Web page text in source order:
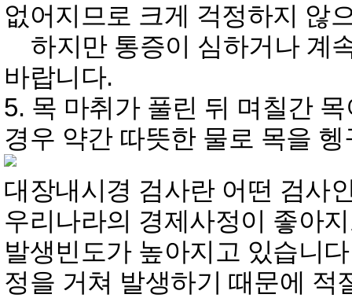
없어지므로 크게 걱정하지 않
하지만 통증이 심하거나 계
바랍니다.
5. 목 마취가 풀린 뒤 며칠간
경우 약간 따뜻한 물로 목을
대장내시경 검사란 어떤 검사
우리나라의 경제사정이 좋아
발생빈도가 높아지고 있습니
정을 거쳐 발생하기 때문에 적